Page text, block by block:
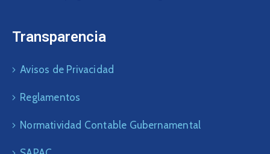
Transparencia
Avisos de Privacidad
Reglamentos
Normatividad Contable Gubernamental